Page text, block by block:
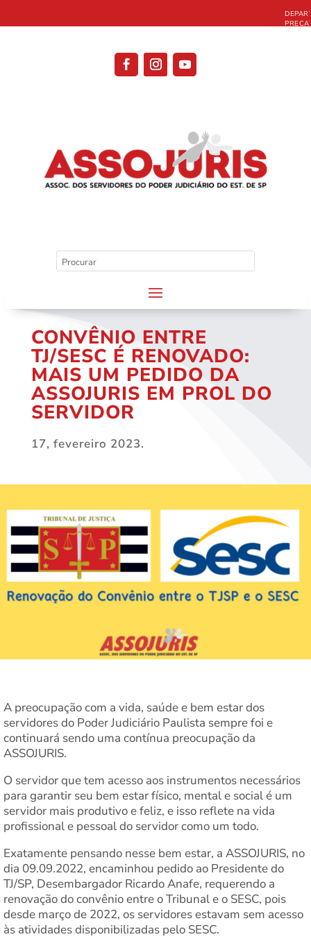
CONVÊNIO ENTRE
TJ/SESC É RENOVADO:
MAIS UM PEDIDO DA
ASSOJURIS EM PROL DO
SERVIDOR
17, fevereiro 2023.
A preocupação com a vida, saúde e bem estar dos
servidores do Poder Judiciário Paulista sempre foi e
continuará sendo uma contínua preocupação da
ASSOJURIS.
O servidor que tem acesso aos instrumentos necessários
para garantir seu bem estar físico, mental e social é um
servidor mais produtivo e feliz, e isso reflete na vida
profissional e pessoal do servidor como um todo.
Exatamente pensando nesse bem estar, a ASSOJURIS, no
dia 09.09.2022, encaminhou pedido ao Presidente do
TJ/SP, Desembargador Ricardo Anafe, requerendo a
renovação do convênio entre o Tribunal e o SESC, pois
desde março de 2022, os servidores estavam sem acesso
às atividades disponibilizadas pelo SESC.